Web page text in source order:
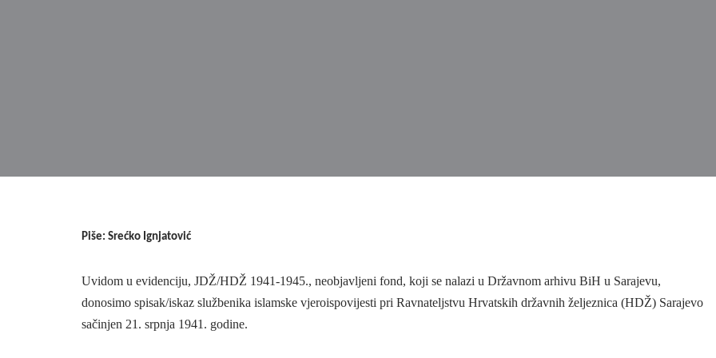
Piše: Srećko Ignjatović
Uvidom u evidenciju, JDŽ/HDŽ 1941-1945., neobjavljeni fond, koji se nalazi u Državnom arhivu BiH u Sarajevu,
donosimo spisak/iskaz službenika islamske vjeroispovijesti pri Ravnateljstvu Hrvatskih državnih željeznica (HDŽ) Sarajevo
sačinjen 21. srpnja 1941. godine.